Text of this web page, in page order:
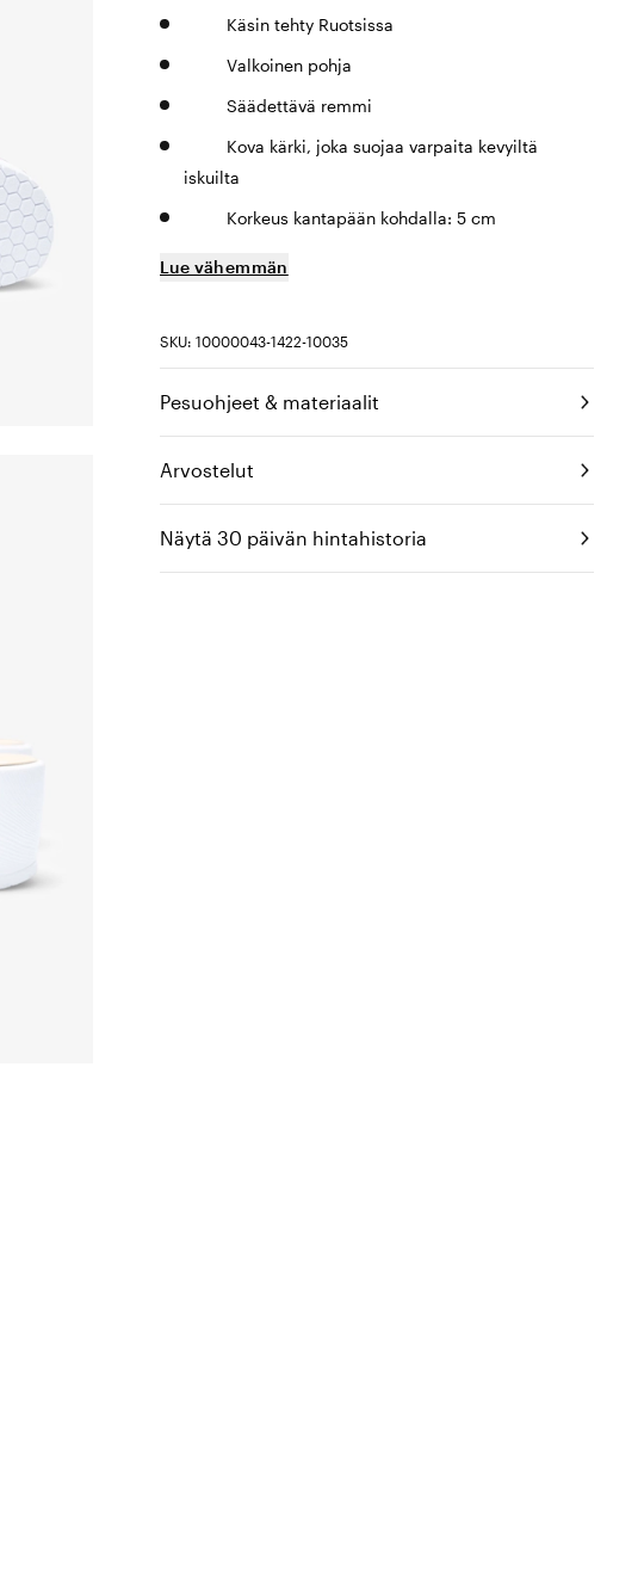
Käsin tehty Ruotsissa
Valkoinen pohja
Säädettävä remmi
Kova kärki, joka suojaa varpaita kevyiltä
iskuilta
Korkeus kantapään kohdalla: 5 cm
Lue vähemmän
SKU: 10000043-1422-10035
Pesuohjeet & materiaalit
Arvostelut
Näytä 30 päivän hintahistoria